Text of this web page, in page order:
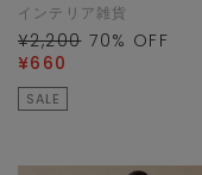
インテリア雑貨
¥2,200 70% OFF
¥660
SALE